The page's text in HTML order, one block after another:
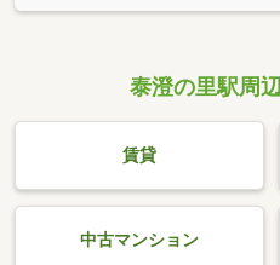
泰澄の里駅周
賃貸
中古マンション